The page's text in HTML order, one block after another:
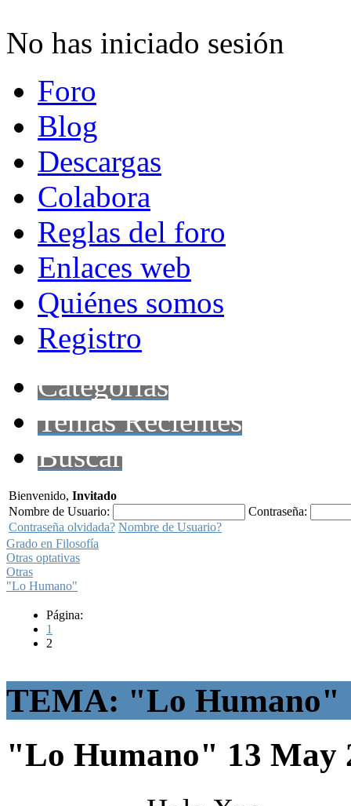
No has iniciado sesión
Foro
Blog
Descargas
Colabora
Reglas del foro
Enlaces web
Quiénes somos
Registro
Categorías
Temas Recientes
Buscar
Bienvenido, Invitado
Nombre de Usuario:
Contraseña:
Contraseña olvidada? Nombre de Usuario?
Grado en Filosofía
Otras optativas
Otras
"Lo Humano"
Página:
1
2
TEMA: "Lo Humano"
"Lo Humano" 13 May